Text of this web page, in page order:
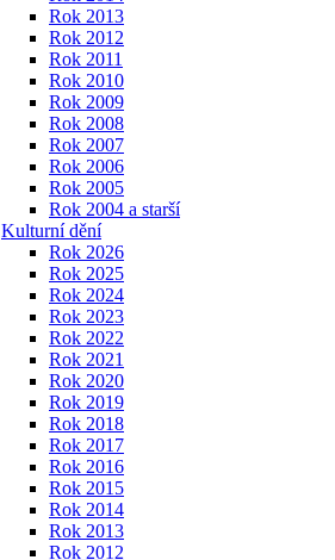
Rok 2013
Rok 2012
Rok 2011
Rok 2010
Rok 2009
Rok 2008
Rok 2007
Rok 2006
Rok 2005
Rok 2004 a starší
Kulturní dění
Rok 2026
Rok 2025
Rok 2024
Rok 2023
Rok 2022
Rok 2021
Rok 2020
Rok 2019
Rok 2018
Rok 2017
Rok 2016
Rok 2015
Rok 2014
Rok 2013
Rok 2012